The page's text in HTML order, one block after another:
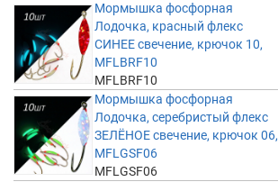
Мормышка фосфорная
Лодочка, красный флекс
СИНЕЕ свечение, крючок 10,
MFLBRF10
MFLBRF10
Мормышка фосфорная
Лодочка, серебристый флекс
ЗЕЛЁНОЕ свечение, крючок 06,
MFLGSF06
MFLGSF06